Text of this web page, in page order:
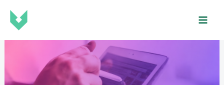
contenido